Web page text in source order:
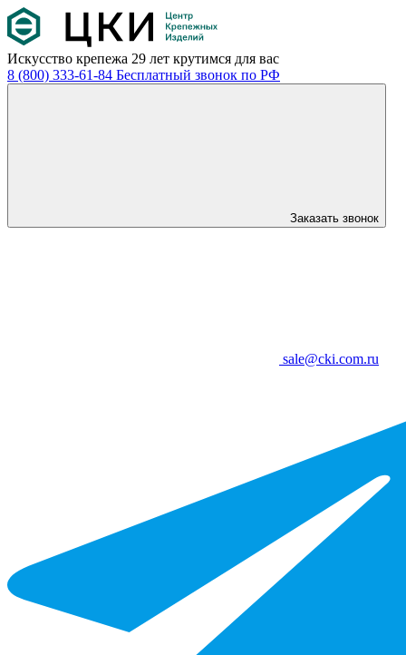
Искусство крепежа 29 лет крутимся для вас
8 (800) 333-61-84 Бесплатный звонок по РФ
Заказать звонок
sale@cki.com.ru